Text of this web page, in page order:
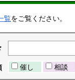
覧をご覧ください。
催し 相談